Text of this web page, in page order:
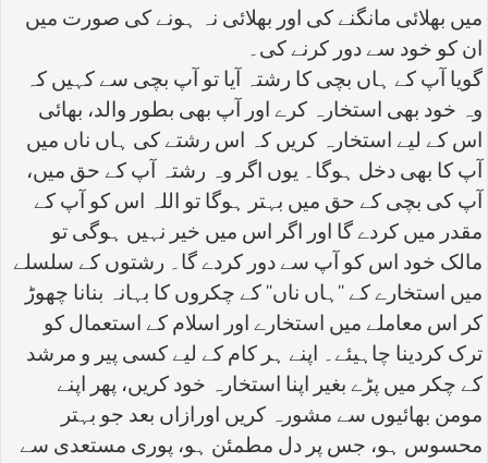
میں بھلائی مانگنے کی اور بھلائی نہ ہونے کی صورت میں
ان کو خود سے دور کرنے کی۔
گویا آپ کے ہاں بچی کا رشتہ آیا تو آپ بچی سے کہیں کہ
وہ خود بھی استخارہ کرے اور آپ بھی بطور والد، بھائی
اس کے لیے استخارہ کریں کہ اس رشتے کی ہاں ناں میں
آپ کا بھی دخل ہوگا۔ یوں اگر وہ رشتہ آپ کے حق میں،
آپ کی بچی کے حق میں بہتر ہوگا تو اللہ اس کو آپ کے
مقدر میں کردے گا اور اگر اس میں خیر نہیں ہوگی تو
مالک خود اس کو آپ سے دور کردے گا۔ رشتوں کے سلسلے
میں استخارے کے ''ہاں ناں'' کے چکروں کا بہانہ بنانا چھوڑ
کر اس معاملے میں استخارے اور اسلام کے استعمال کو
ترک کردینا چاہیئے۔ اپنے ہر کام کے لیے کسی پیر و مرشد
کے چکر میں پڑے بغیر اپنا استخارہ خود کریں، پھر اپنے
مومن بھائیوں سے مشورہ کریں اورازاں بعد جو بہتر
محسوس ہو، جس پر دل مطمئن ہو، پوری مستعدی سے